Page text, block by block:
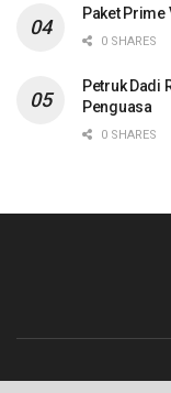
Paket Prime
0 SHARES
Petruk Dadi
Penguasa
0 SHARES